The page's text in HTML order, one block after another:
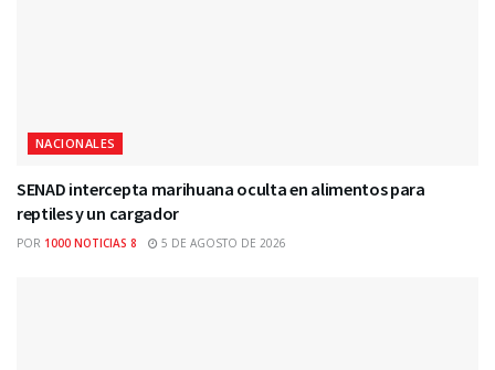
NACIONALES
SENAD intercepta marihuana oculta en alimentos para
reptiles y un cargador
POR 1000 NOTICIAS 8 5 DE AGOSTO DE 2026